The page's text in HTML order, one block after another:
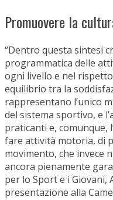
Promuovere la
“Dentro questa sintesi
programmatica delle
ogni livello e nel
equilibrio tra la
rappresentano l’unico
del sistema sportivo, e
praticanti e, comunque,
fare attività motoria, di
movimento, che invece
ancora pienamente
per lo Sport e i Giovani,
presentazione alla